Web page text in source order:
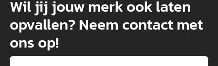
Wil jij jouw merk ook laten
opvallen? Neem contact met
ons op!